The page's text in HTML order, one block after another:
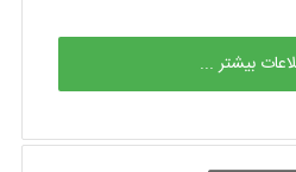
بیشتر ...